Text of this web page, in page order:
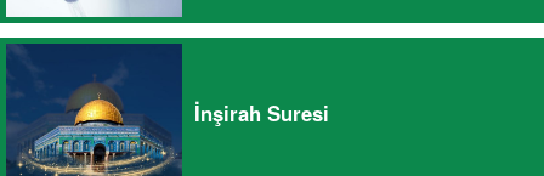
İnşirah Suresi